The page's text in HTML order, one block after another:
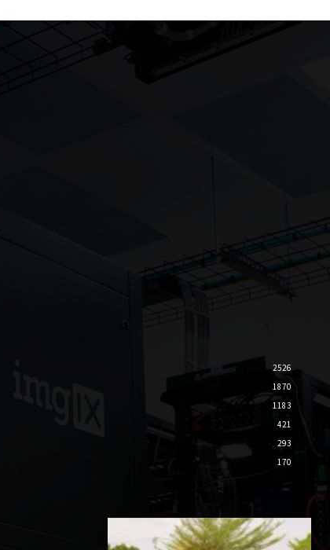
2526
1870
1183
421
293
170